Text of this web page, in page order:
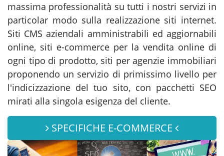
massima professionalità su tutti i nostri servizi in
particolar modo sulla realizzazione siti internet.
Siti CMS aziendali amministrabili ed aggiornabili
online, siti e-commerce per la vendita online di
ogni tipo di prodotto, siti per agenzie immobiliari
proponendo un servizio di primissimo livello per
l'indicizzazione del tuo sito, con pacchetti SEO
mirati alla singola esigenza del cliente.
SPECIFICHE E-COMMERCE